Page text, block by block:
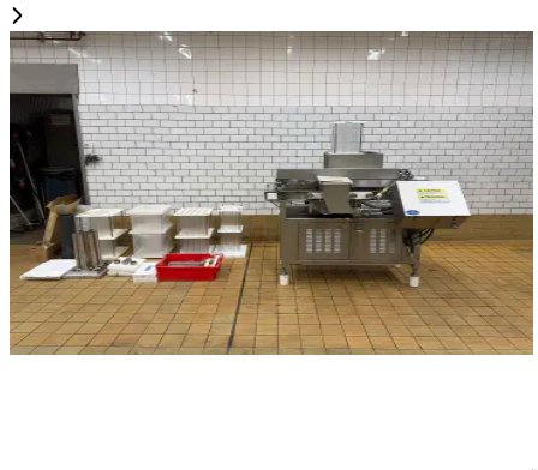
Używane
GROTE FG-101
ID NR
3179
160 x 130 x 150 cm
Krajacz do pepperoni Grote FG-101 do dodatków do
pizzy i innych produktów. Dostępne są różne rozmiary
oraz części zamienne, jak pokazano na zdjęciach.
Szerokość taśmy 45 cm.
Szczegóły Poproś o wycenę